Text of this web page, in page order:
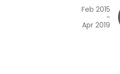
Feb 2015
-
Apr 2019